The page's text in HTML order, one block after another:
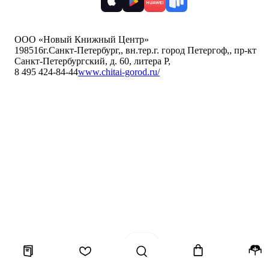
ООО «Новый Книжный Центр»
198516г.Санкт-Петербург,, вн.тер.г. город Петергоф,, пр-кт
Санкт-Петербургский, д. 60, литера Р,
8 495 424-84-44www.chitai-gorod.ru/